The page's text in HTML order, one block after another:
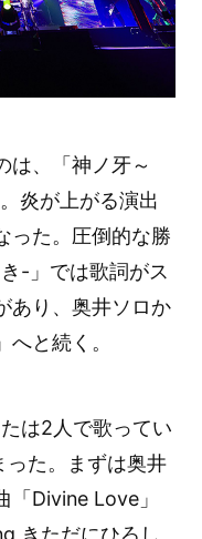
は、「神ノ牙～
炎が上がる演出
った。圧倒的な勝
-」では歌詞がス
あり、奥井ソロか
と続く。
は2人で歌ってい
った。まずは奥井
「Divine Love」
きただにひろし